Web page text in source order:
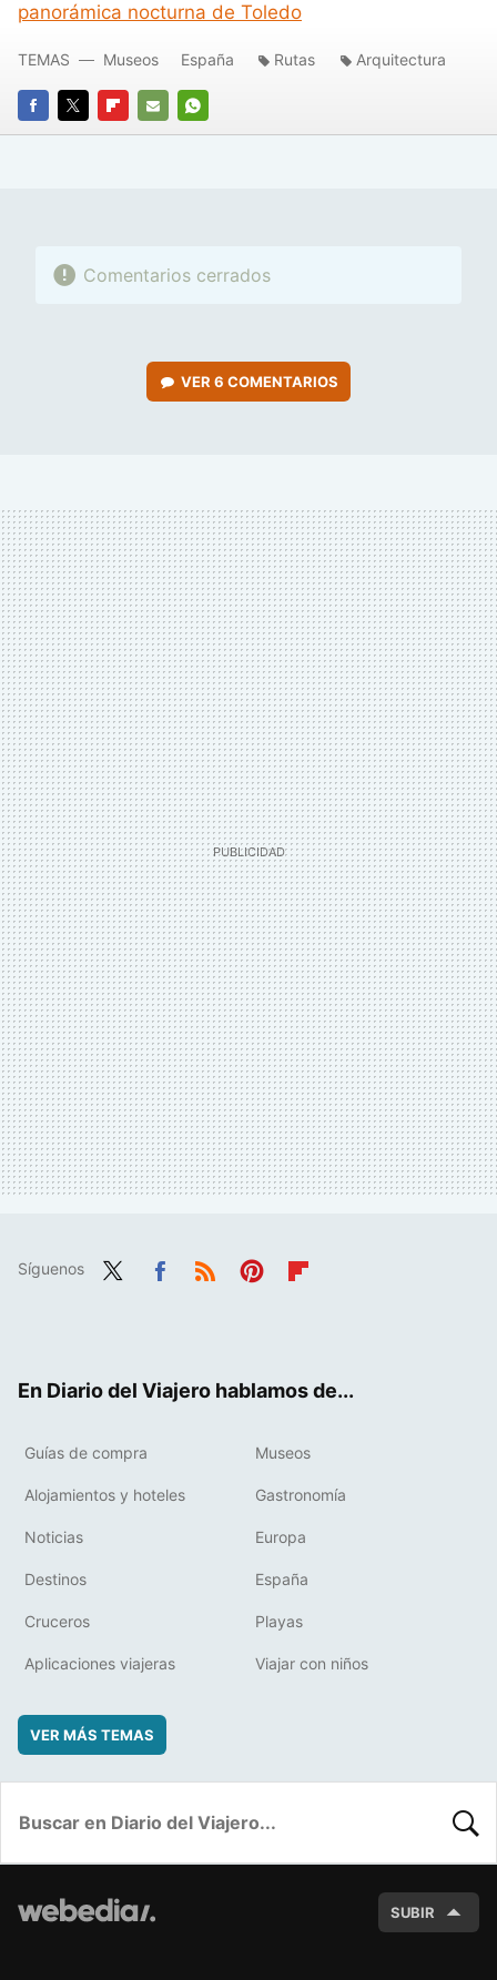
panorámica nocturna de Toledo
FACEBOOK
TWITTERFLIPBOARD
E-
WHATSAPP
TEMAS Museos España Rutas Arquitectura
Comentarios cerrados
VER 6 COMENTARIOS
Síguenos
En Diario del Viajero hablamos de...
Guías de compra Museos
Alojamientos y hoteles Gastronomía
Noticias Europa
Destinos España
Cruceros Playas
Aplicaciones viajeras Viajar con niños
VER MÁS TEMAS
SUBIR